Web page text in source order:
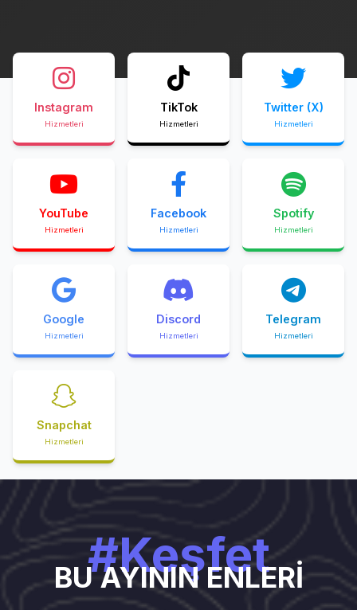
Instagram
Hizmetleri
TikTok
Hizmetleri
Twitter (X)
Hizmetleri
YouTube
Hizmetleri
Facebook
Hizmetleri
Spotify
Hizmetleri
Google
Hizmetleri
Discord
Hizmetleri
Telegram
Hizmetleri
Snapchat
Hizmetleri
#Keşfet
BU AYININ ENLERİ